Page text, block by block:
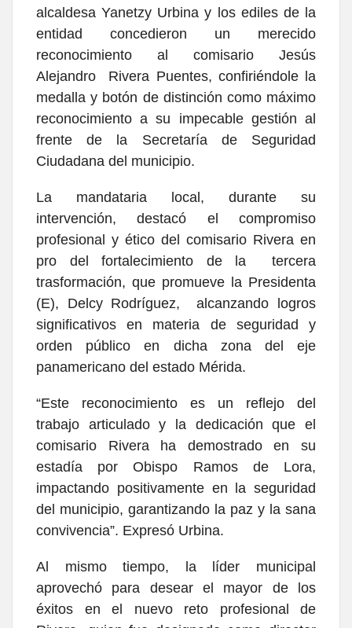
alcaldesa Yanetzy Urbina y los ediles de la
entidad concedieron un merecido
reconocimiento al comisario Jesús
Alejandro Rivera Puentes, confiriéndole la
medalla y botón de distinción como máximo
reconocimiento a su impecable gestión al
frente de la Secretaría de Seguridad
Ciudadana del municipio.
La mandataria local, durante su
intervención, destacó el compromiso
profesional y ético del comisario Rivera en
pro del fortalecimiento de la tercera
trasformación, que promueve la Presidenta
(E), Delcy Rodríguez, alcanzando logros
significativos en materia de seguridad y
orden público en dicha zona del eje
panamericano del estado Mérida.
“Este reconocimiento es un reflejo del
trabajo articulado y la dedicación que el
comisario Rivera ha demostrado en su
estadía por Obispo Ramos de Lora,
impactando positivamente en la seguridad
del municipio, garantizando la paz y la sana
convivencia”. Expresó Urbina.
Al mismo tiempo, la líder municipal
aprovechó para desear el mayor de los
éxitos en el nuevo reto profesional de